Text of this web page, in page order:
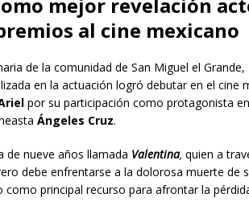
al cine mexicano
de la comunidad de San Miguel el Grande,
en la actuación logró debutar en el cine
por su participación como protagonista en
Ángeles Cruz.
de nueve años llamada Valentina, quien a
debe enfrentarse a la dolorosa muerte de
principal recurso para afrontar la